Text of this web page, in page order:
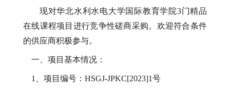
现对华北水利水电大学国际教育学院3门精品
在线课程项目进行竞争性磋商采购。欢迎符合条件
的供应商积极参与。
一、项目基本情况：
1、项目编号： HSGJ-JPKC[2023]1号